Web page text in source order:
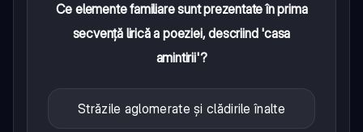
Ce elemente familiare sunt prezentate în prima
secvență lirică a poeziei, descriind 'casa
amintirii'?
Străzile aglomerate și clădirile înalte